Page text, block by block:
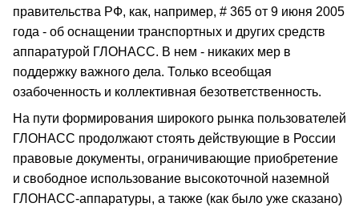
правительства РФ, как, например, # 365 от 9 июня 2005
года - об оснащении транспортных и других средств
аппаратурой ГЛОНАСС. В нем - никаких мер в
поддержку важного дела. Только всеобщая
озабоченность и коллективная безответственность.
На пути формирования широкого рынка пользователей
ГЛОНАСС продолжают стоять действующие в России
правовые документы, ограничивающие приобретение
и свободное использование высокоточной наземной
ГЛОНАСС-аппаратуры, а также (как было уже сказано)